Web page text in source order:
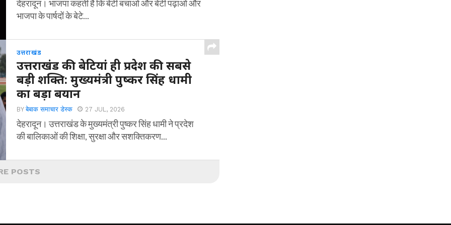
देहरादून। भाजपा कहती है कि बेटी बचाओ और बेटी पढ़ाओ और
भाजपा के पार्षदों के बेटे...
उत्तराखंड
उत्तराखंड की बेटियां ही प्रदेश की सबसे
बड़ी शक्ति: मुख्यमंत्री पुष्कर सिंह धामी
का बड़ा बयान
BYबेबाक समाचार डेस्क 27 JUL, 2026
देहरादून। उत्तराखंड के मुख्यमंत्री पुष्कर सिंह धामी ने प्रदेश
की बालिकाओं की शिक्षा, सुरक्षा और सशक्तिकरण...
POSTS